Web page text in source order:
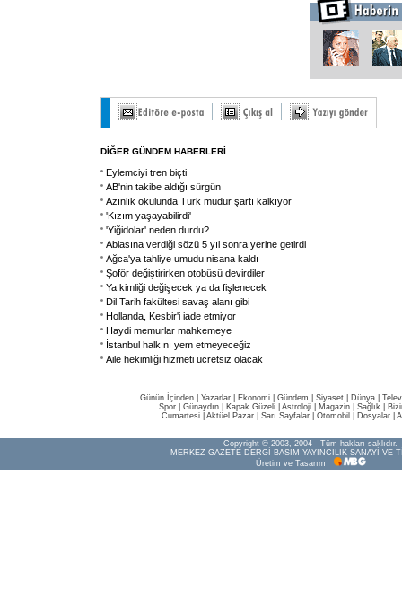
DİĞER GÜNDEM HABERLERİ
Eylemciyi tren biçti
AB'nin takibe aldığı sürgün
Azınlık okulunda Türk müdür şartı kalkıyor
'Kızım yaşayabilirdi'
'Yiğidolar' neden durdu?
Ablasına verdiği sözü 5 yıl sonra yerine getirdi
Ağca'ya tahliye umudu nisana kaldı
Şoför değiştirirken otobüsü devirdiler
Ya kimliği değişecek ya da fişlenecek
Dil Tarih fakültesi savaş alanı gibi
Hollanda, Kesbir'i iade etmiyor
Haydi memurlar mahkemeye
İstanbul halkını yem etmeyeceğiz
Aile hekimliği hizmeti ücretsiz olacak
Günün İçinden Yazarlar Ekonomi Gündem Siyaset Dünya |
Spor
Günaydın Kapak Güzeli Astroloji Magazin Sağlık
Cumartesi| Aktüel Pazar| Sarı Sayfalar| Otomobil Dosyalar|
Copyright © 2003, 2004 - Tüm hakları saklıdır.
MERKEZ GAZETE DERGİ BASIM YAYINCILIK SANAYİ VE
Üretim ve Tasarım